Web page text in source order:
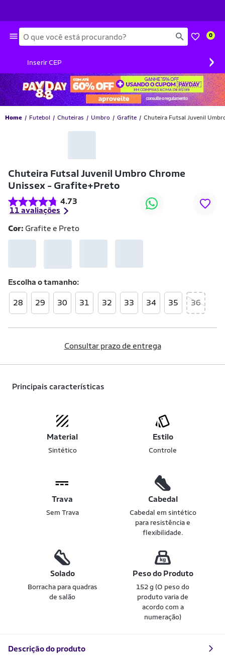
Busca 0
Inserir CEP ›
Home Futebol Chuteiras Umbro Grafite Chuteira Futsal Juvenil
Chuteira Futsal Juvenil Umbro Chrome
Unissex - Grafite+Preto
4.73
11 avaliações
-44% OFF
Cor: Grafite e Preto
Escolha otamanho
28 29 30 31 32 33 34 35 36
Consultar prazo de entrega
Principais características
Material
Sintético
Estilo
Controle
Trava
Sem Trava
Cabedal
Cabedal em sintético
para resistência e
flexibilidade.
Solado
Borracha para quadras
de salão
Peso do Produto
152 g (O peso do
produto varia de
acordo com a
numeração)
Descrição do produto